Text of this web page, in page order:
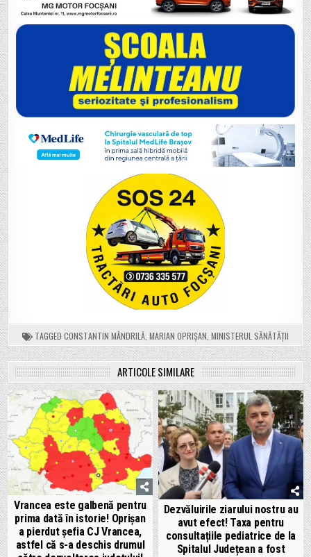
TAGGED CONSTANTIN MÂNDRILĂ MARIAN OPRIȘAN MINISTERUL SĂNĂTĂȚII
ARTICOLE SIMILARE
Vrancea este galbenă pentru
prima dată în istorie! Oprișan
a pierdut șefia CJ Vrancea,
astfel că s-a deschis drumul
Dezvăluirile ziarului nostru au
avut efect! Taxa pentru
consultațiile pediatrice de la
Spitalul Județean a fost